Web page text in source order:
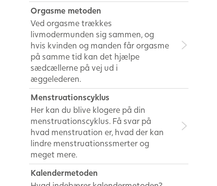
Orgasme metoden
Ved orgasme trækkes
livmodermunden sig sammen, og
hvis kvinden og manden får orgasme
på samme tid kan det hjælpe
sædcællerne på vej ud i
æggelederen.
Menstruationscyklus
Her kan du blive klogere på din
menstruationscyklus. Få svar på
hvad menstruation er, hvad der kan
lindre menstruationssmerter og
meget mere.
Kalendermetoden